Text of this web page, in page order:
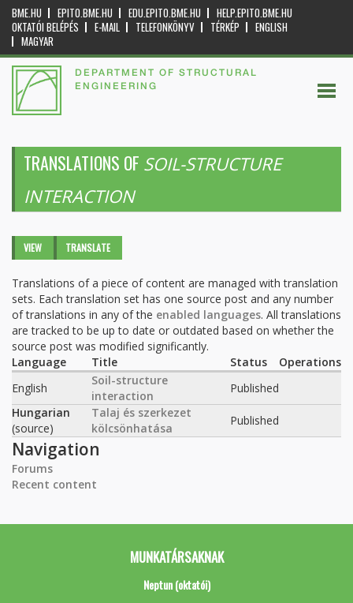
BME.HU EPITO.BME.HU EDU.EPITO.BME.HU
HELP.EPITO.BME.HU
OKTATÓI BELÉPÉS
E-MAIL TELEFONKÖNYV TÉRKÉP
ENGLISH
MAGYAR
DEPARTMENT OF STRUCTURAL
ENGINEERING
TRANSLATIONS OF SOIL-STRUCTURE
INTERACTION
Primary tabs
VIEW TRANSLATE
Translations of a piece of content are managed with translation
sets. Each translation set has one source post and any number
of translations in any of the enabled languages. All translations
are tracked to be up to date or outdated based on whether the
source post was modified significantly.
Language
Title Status
Operations
English
Soil-structure
interaction
Published
Hungarian
(source)
Talaj és szerkezet
kölcsönhatása
Published
Navigation
Forums
Recent content
MUNKATÁRSAKNAK
Neptun (oktatói)